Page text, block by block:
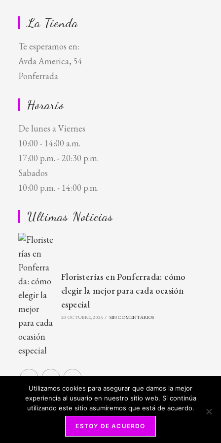
La Tienda
Te esperamos en:
Avda America, 54
Ponferrada
Horario
De lunes a Viernes
10:00 - 14:00 a.m.
17:00 p.m. - 20:30 p.m.
Sabados
10:00 p.m. - 14:00 p.m.
Ultimas Noticias
Floristerías en Ponferrada: cómo
elegir la mejor para cada ocasión
especial
20 OCTUBRE, 2025 / SIN COMENTARIOS
2018 © Flores Nefertiti - Todos los derechos reservados -
Legal
Utilizamos cookies para asegurar que damos la mejor
experiencia al usuario en nuestro sitio web. Si continúa
utilizando este sitio asumiremos que está de acuerdo.
ESTOY DE ACUERDO